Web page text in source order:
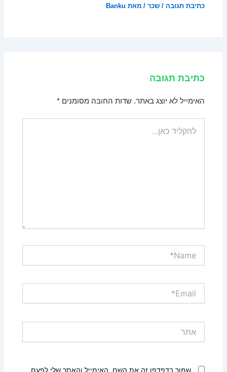
כתיבת תגובה /שכר / מאת Banku
כתיבת תגובה
האימייל לא יוצג באתר. שדות החובה מסומנים*
כאן...
שמור בדפדפן זה את השם, האימייל והאתר שלי לפעם